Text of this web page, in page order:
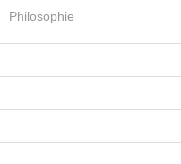
Philosophie